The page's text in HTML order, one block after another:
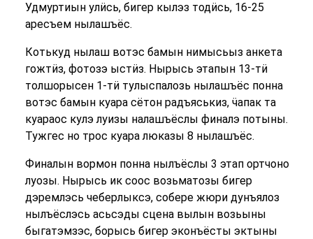
Удмуртиын улӥсь, бигер кылэз тодӥсь, 16-25
аресъем нылашъёс.
Котькуд нылаш вотэс бамын нимысьыз анкета
гожтӥз, фотозэ ыстӥз. Нырысь этапын 13-тӥ
толшорысен 1-тӥ тулыспалозь нылашъёс понна
вотэс бамын куара сётон радъяськиз, ӵапак та
куараос кулэ луизы налашъёслы финалэ потыны.
Тужгес но трос куара люказы 8 нылашъёс.
Финалын вормон понна нылъёслы 3 этап ортчоно
луозы. Нырысь ик соос возьматозы бигер
дэремлэсь чеберлыксэ, собере жюри дунъялоз
нылъёслэсь асьсэды сцена вылын возьыны
быгатэмзэс, борысь бигер эконъёсты эктыны